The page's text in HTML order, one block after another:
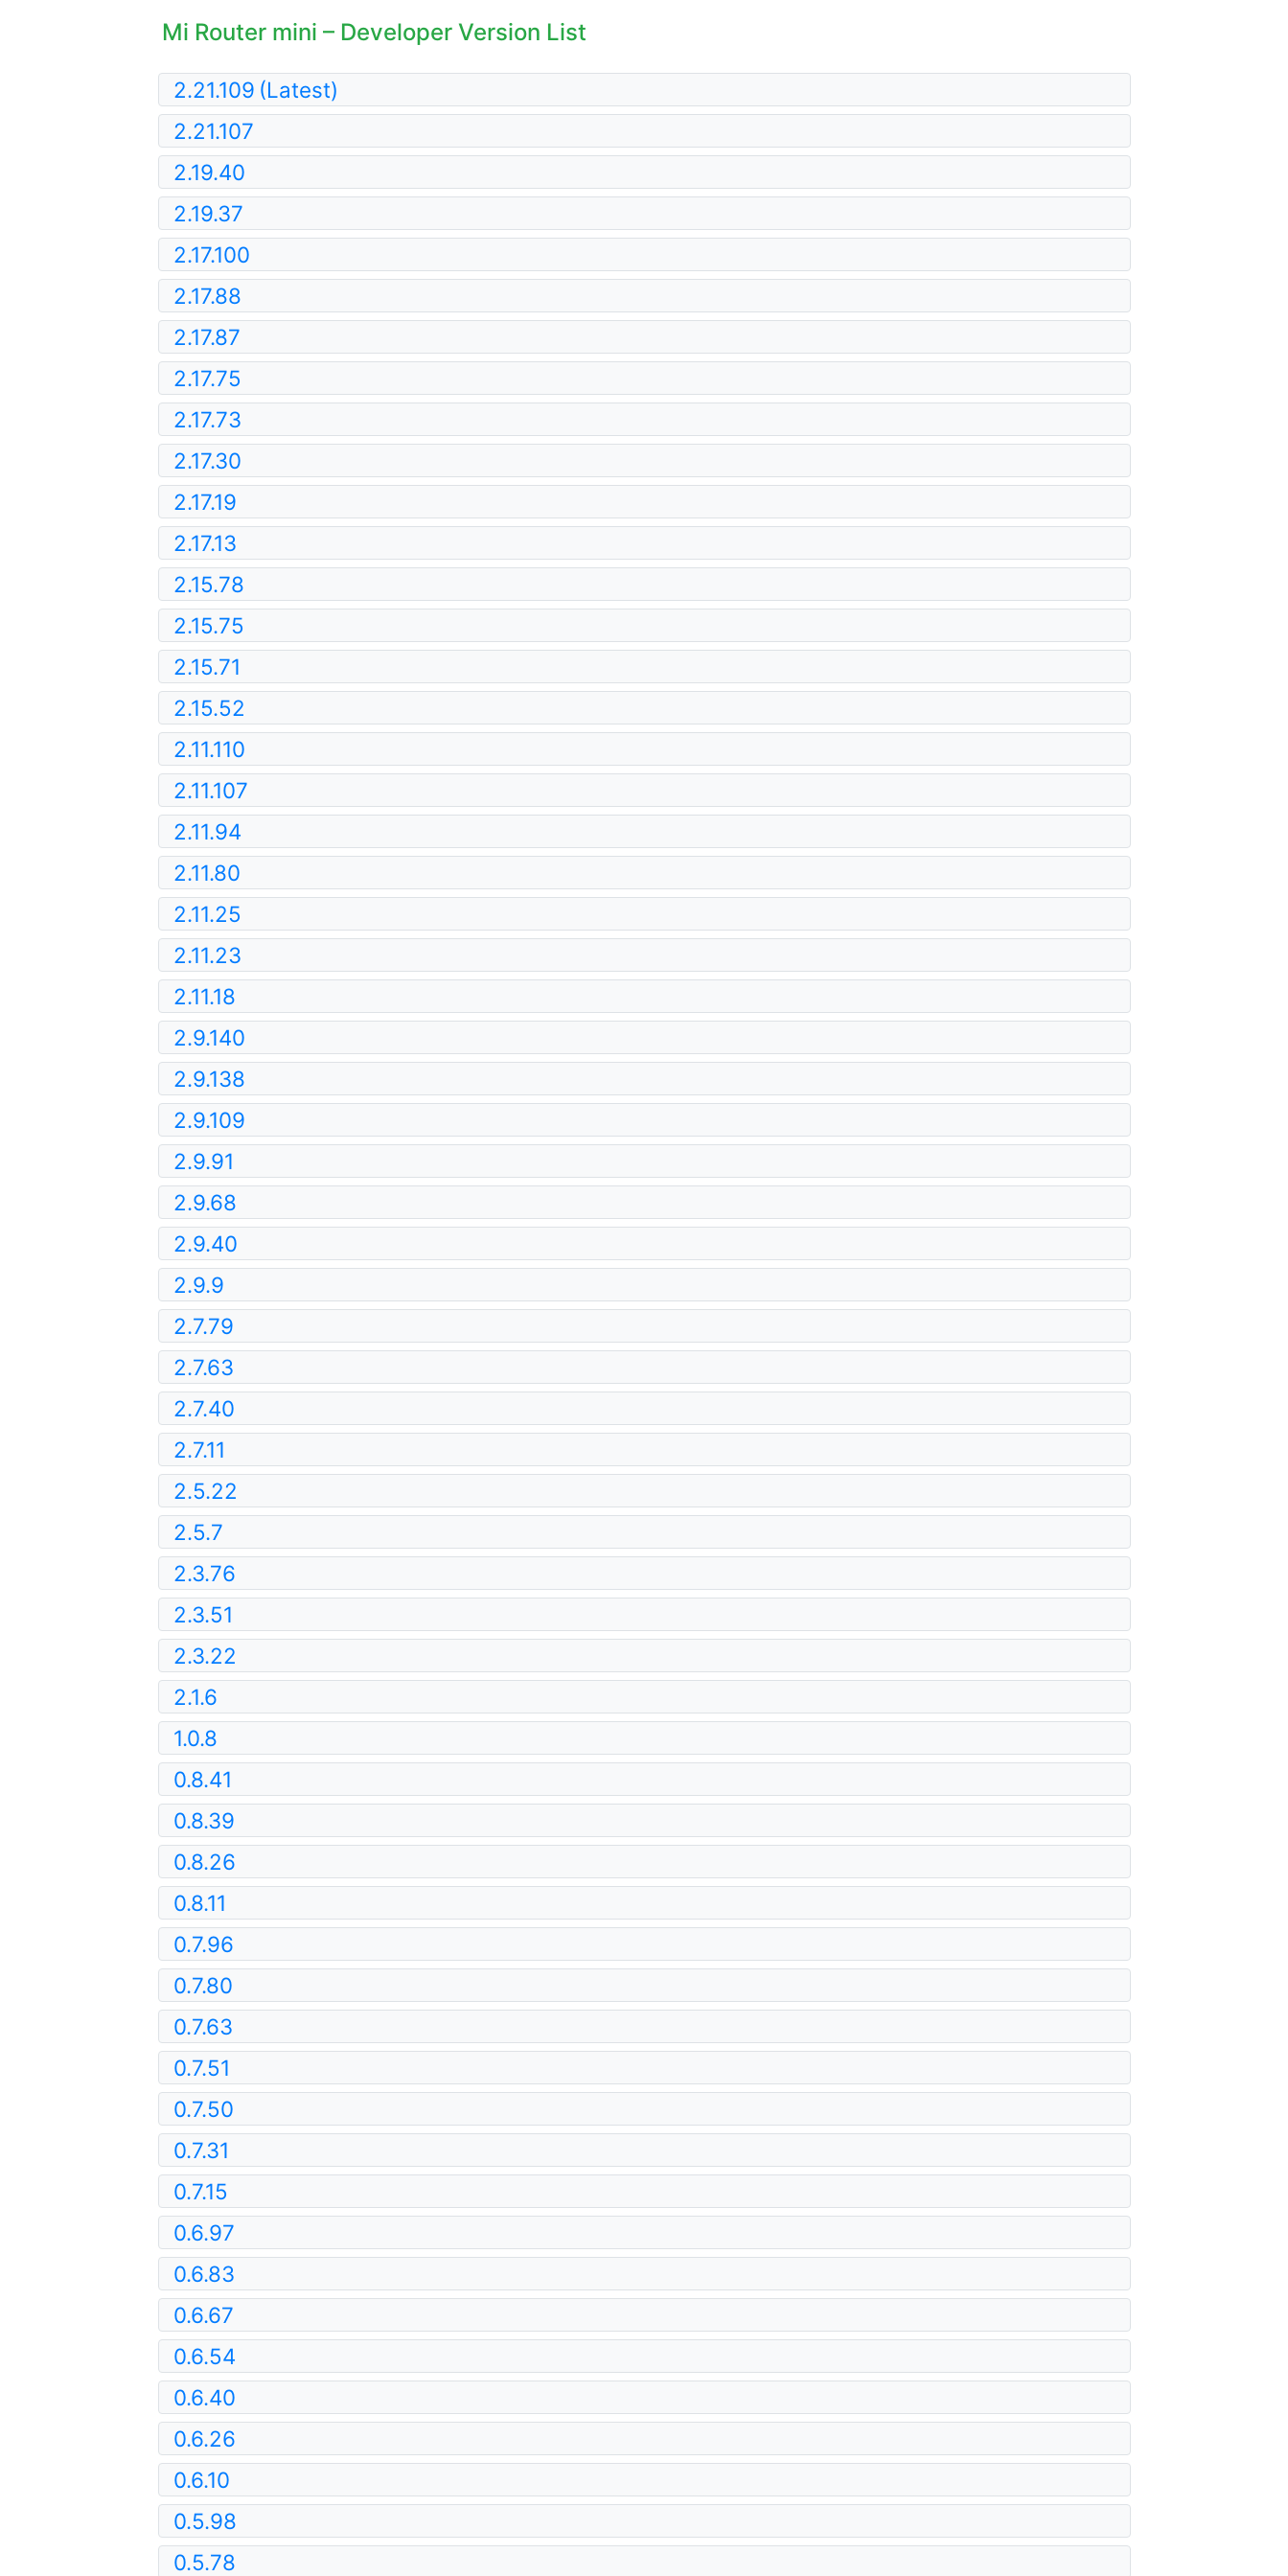
Mi Router mini – Developer Version List
2.21.109 (Latest)
2.21.107
2.19.40
2.19.37
2.17.100
2.17.88
2.17.87
2.17.75
2.17.73
2.17.30
2.17.19
2.17.13
2.15.78
2.15.75
2.15.71
2.15.52
2.11.110
2.11.107
2.11.94
2.11.80
2.11.25
2.11.23
2.11.18
2.9.140
2.9.138
2.9.109
2.9.91
2.9.68
2.9.40
2.9.9
2.7.79
2.7.63
2.7.40
2.7.11
2.5.22
2.5.7
2.3.76
2.3.51
2.3.22
2.1.6
1.0.8
0.8.41
0.8.39
0.8.26
0.8.11
0.7.96
0.7.80
0.7.63
0.7.51
0.7.50
0.7.31
0.7.15
0.6.97
0.6.83
0.6.67
0.6.54
0.6.40
0.6.26
0.6.10
0.5.98
0.5.78